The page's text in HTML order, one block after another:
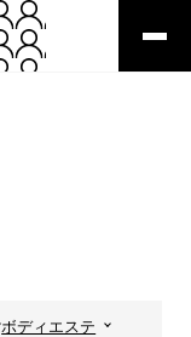
ボディエステ